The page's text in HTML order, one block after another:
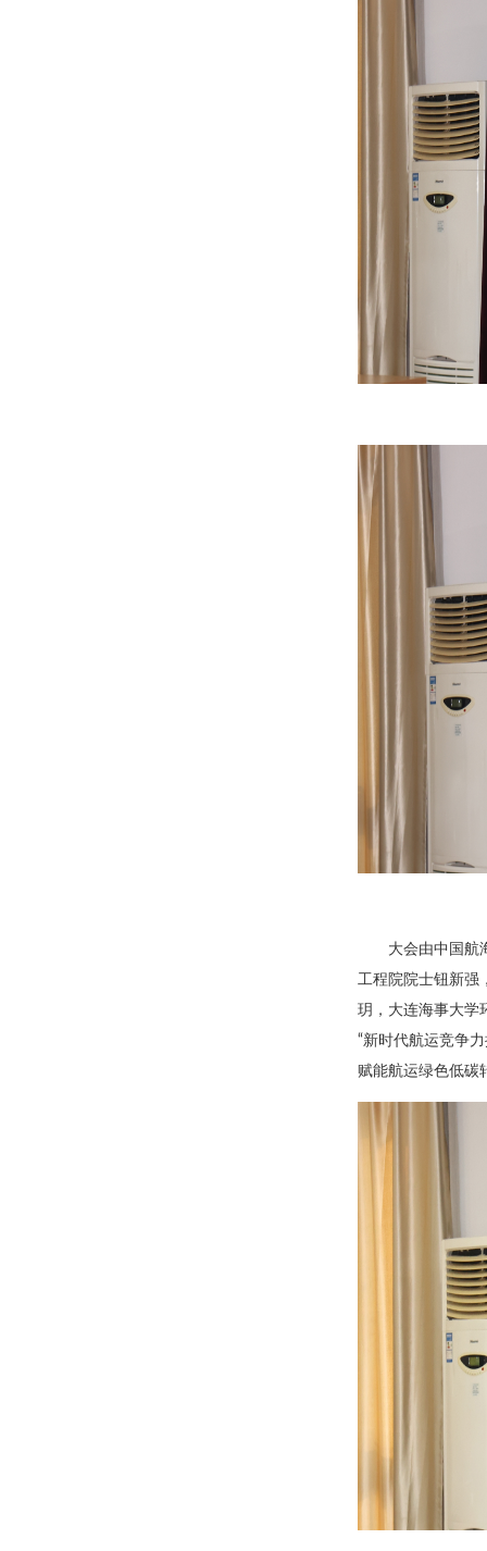
大会由中国航
工程院院士钮新强
玥，大连海事大学
“新时代航运竞争
赋能航运绿色低碳